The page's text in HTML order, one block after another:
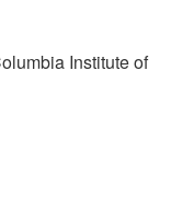
Institute of